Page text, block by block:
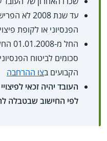
עד שנת
הפנסיוני או לקופת
החל
סכומים לביטוח
הקבועים בצו ההרחבה
לפי החישוב שבטבלה